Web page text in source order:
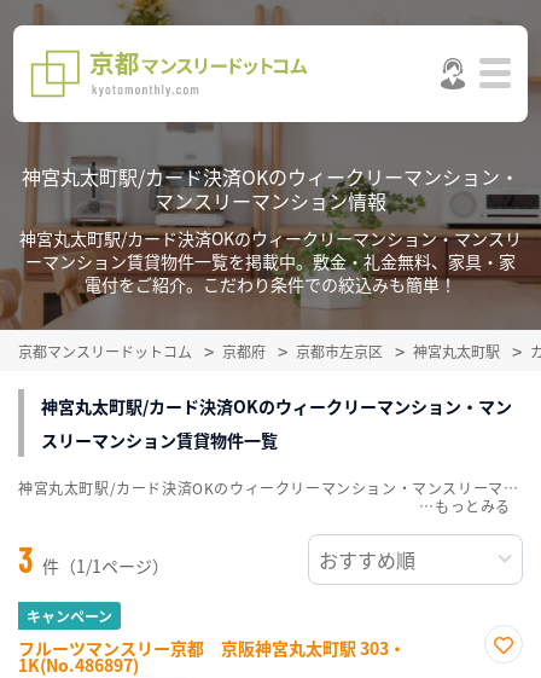
神宮丸太町駅/カード決済OKのウィークリーマンション・
マンスリーマンション情報
神宮丸太町駅/カード決済OKのウィークリーマンション・マンスリ
ーマンション賃貸物件一覧を掲載中。敷金・礼金無料、家具・家
電付をご紹介。こだわり条件での絞込みも簡単！
京都マンスリードットコム 京都府 京都市左京区 神宮丸太町駅
神宮丸太町駅/カード決済OKのウィークリーマンション・マン
スリーマンション賃貸物件一覧
3 件（1/1ページ）
キャンペーン
フルーツマンスリー京都 京阪神宮丸太町駅 303・
1K(No.486897)
神宮丸太町駅/カード決済OKのウィークリーマンション・マンスリーマンション賃貸物件一覧を掲載中。敷金・礼金無料、家具・家電付をご紹介。こだわり条件での絞込みも簡単！
…